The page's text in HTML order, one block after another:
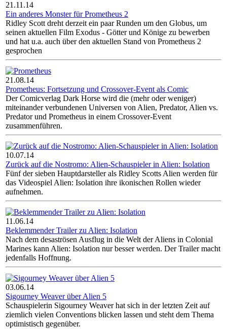
21.11.14
Ein anderes Monster für Prometheus 2
Ridley Scott dreht derzeit ein paar Runden um den Globus, um
seinen aktuellen Film Exodus - Götter und Könige zu bewerben
und hat u.a. auch über den aktuellen Stand von Prometheus 2
gesprochen
21.08.14
Prometheus: Fortsetzung und Crossover-Event als Comic
Der Comicverlag Dark Horse wird die (mehr oder weniger)
miteinander verbundenen Universen von Alien, Predator, Alien vs.
Predator und Prometheus in einem Crossover-Event
zusammenführen.
10.07.14
Zurück auf die Nostromo: Alien-Schauspieler in Alien: Isolation
Fünf der sieben Hauptdarsteller als Ridley Scotts Alien werden für
das Videospiel Alien: Isolation ihre ikonischen Rollen wieder
aufnehmen.
11.06.14
Beklemmender Trailer zu Alien: Isolation
Nach dem desaströsen Ausflug in die Welt der Aliens in Colonial
Marines kann Alien: Isolation nur besser werden. Der Trailer macht
jedenfalls Hoffnung.
03.06.14
Sigourney Weaver über Alien 5
Schauspielerin Sigourney Weaver hat sich in der letzten Zeit auf
ziemlich vielen Conventions blicken lassen und steht dem Thema
optimistisch gegenüber.